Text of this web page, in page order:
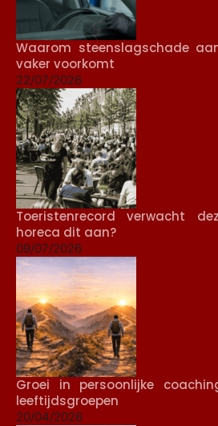
Waarom steenslagschade
vaker voorkomt
22/07/2026
Toeristenrecord verwacht
horeca dit aan?
09/07/2026
Groei in persoonlijke
leeftijdsgroepen
20/04/2026